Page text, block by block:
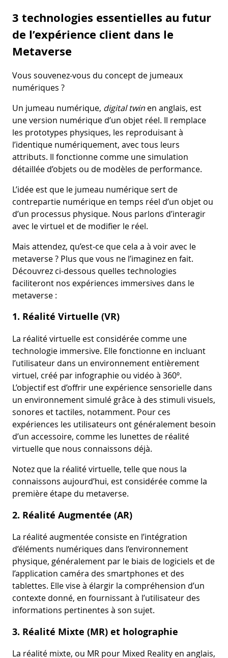
3 technologies essentielles au futur
de l’expérience client dans le
Metaverse
Vous souvenez-vous du concept de jumeaux
numériques ?
Un jumeau numérique, digital twin en anglais, est
une version numérique d’un objet réel. Il remplace
les prototypes physiques, les reproduisant à
l’identique numériquement, avec tous leurs
attributs. Il fonctionne comme une simulation
détaillée d’objets ou de modèles de performance.
L’idée est que le jumeau numérique sert de
contrepartie numérique en temps réel d’un objet ou
d’un processus physique. Nous parlons d’interagir
avec le virtuel et de modifier le réel.
Mais attendez, qu’est-ce que cela a à voir avec le
metaverse ? Plus que vous ne l’imaginez en fait.
Découvrez ci-dessous quelles technologies
faciliteront nos expériences immersives dans le
metaverse :
1. Réalité Virtuelle (VR)
La réalité virtuelle est considérée comme une
technologie immersive. Elle fonctionne en incluant
l’utilisateur dans un environnement entièrement
virtuel, créé par infographie ou vidéo à 360º.
L’objectif est d’offrir une expérience sensorielle dans
un environnement simulé grâce à des stimuli visuels,
sonores et tactiles, notamment. Pour ces
expériences les utilisateurs ont généralement besoin
d’un accessoire, comme les lunettes de réalité
virtuelle que nous connaissons déjà.
Notez que la réalité virtuelle, telle que nous la
connaissons aujourd’hui, est considérée comme la
première étape du metaverse.
2. Réalité Augmentée (AR)
La réalité augmentée consiste en l’intégration
d’éléments numériques dans l’environnement
physique, généralement par le biais de logiciels et de
l’application caméra des smartphones et des
tablettes. Elle vise à élargir la compréhension d’un
contexte donné, en fournissant à l’utilisateur des
informations pertinentes à son sujet.
3. Réalité Mixte (MR) et holographie
La réalité mixte, ou MR pour Mixed Reality en anglais,